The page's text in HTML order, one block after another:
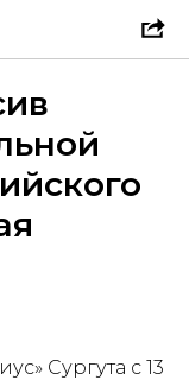
Сургута с 13